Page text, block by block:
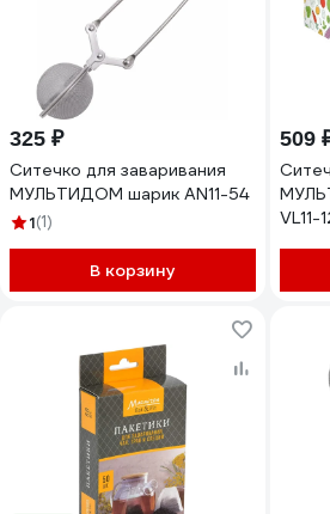
325 ₽
Ситечко для заваривания
МУЛЬТИДОМ шарик AN11-54
1(1)
В корзину
509
VL11-